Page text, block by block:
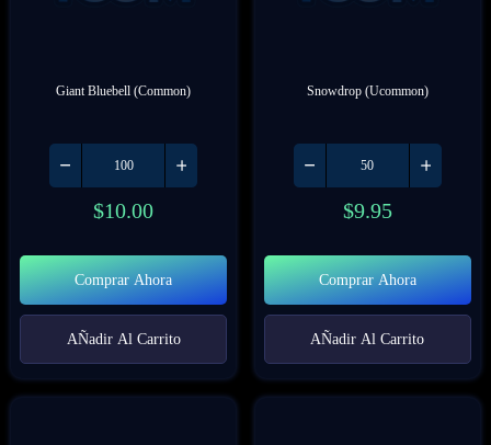
Giant Bluebell (Common)
$10.00
Comprar Ahora
AÑadir Al Carrito
Snowdrop (Ucommon)
$9.95
Comprar Ahora
AÑadir Al Carrito